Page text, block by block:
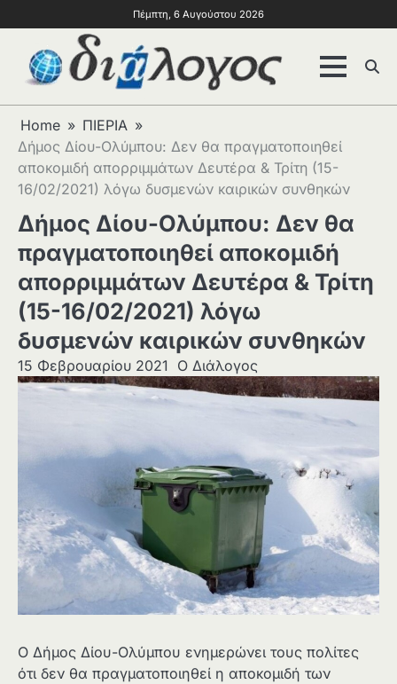
Πέμπτη, 6 Αυγούστου 2026
Home
ΠΙΕΡΙΑ
Δήμος Δίου-Ολύμπου: Δεν θα πραγματοποιηθεί
αποκομιδή απορριμμάτων Δευτέρα & Τρίτη (15-
16/02/2021) λόγω δυσμενών καιρικών συνθηκών
Δήμος Δίου-Ολύμπου: Δεν θα
πραγματοποιηθεί αποκομιδή
απορριμμάτων Δευτέρα & Τρίτη
(15-16/02/2021) λόγω
δυσμενών καιρικών συνθηκών
15 Φεβρουαρίου 2021 Ο Διάλογος
Ο Δήμος Δίου-Ολύμπου ενημερώνει τους πολίτες
ότι δεν θα πραγματοποιηθεί η αποκομιδή των